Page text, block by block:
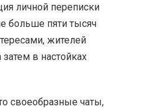
личной переписки
больше пяти тысяч
жителей
в настойках
своеобразные чаты,